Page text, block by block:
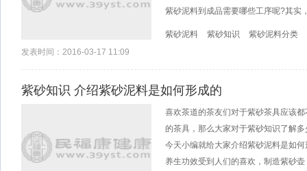
紫砂泥料到成品需要哪些工序呢?其实
紫砂泥料 紫砂知识
紫砂泥料分类
发表时间：2016-03-17 11:09
紫砂知识 介绍紫砂泥料是如何形成的
喜欢茶道的茶友们对于紫砂茶具应该
的茶具，那么大家对于紫砂知识了解
今天小编就给大家介绍紫砂泥料是如
养生功效受到人们的喜欢，制造紫砂壶